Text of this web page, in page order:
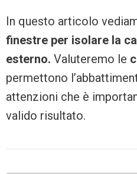
In questo articolo
finestre per isolare la
esterno. Valuteremo le
permettono
attenzioni che è
valido risultato.